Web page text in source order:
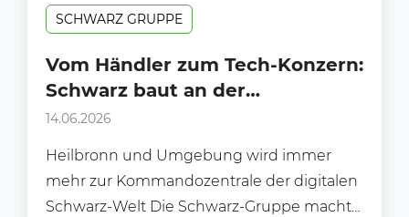
SCHWARZ GRUPPE
Vom Händler zum Tech-Konzern:
Schwarz baut an der
Infrastruktur der Zukunft
14.06.2026
Heilbronn und Umgebung wird immer
mehr zur Kommandozentrale der digitalen
Schwarz-Welt Die Schwarz-Gruppe macht